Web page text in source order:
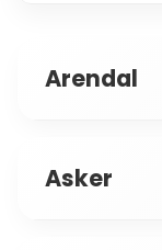
Arendal
Asker